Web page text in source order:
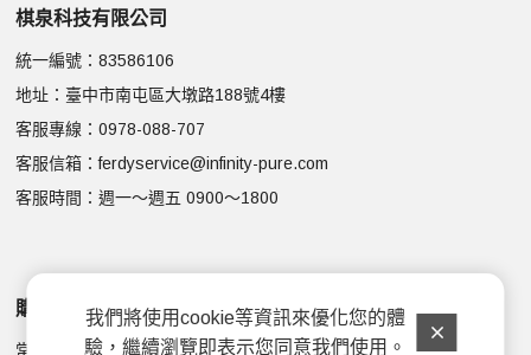
棋泉科技有限公司
統一編號：83586106
地址：臺中市南屯區大墩路188號4樓
客服專線：0978-088-707
客服信箱：ferdyservice@infinity-pure.com
客服時間：週一～週五 0900～1800
購物說明
常見問題
顧客服務
會員權益
我們將使用cookie等資訊來優化您的體
驗，繼續瀏覽即表示您同意我們使用。